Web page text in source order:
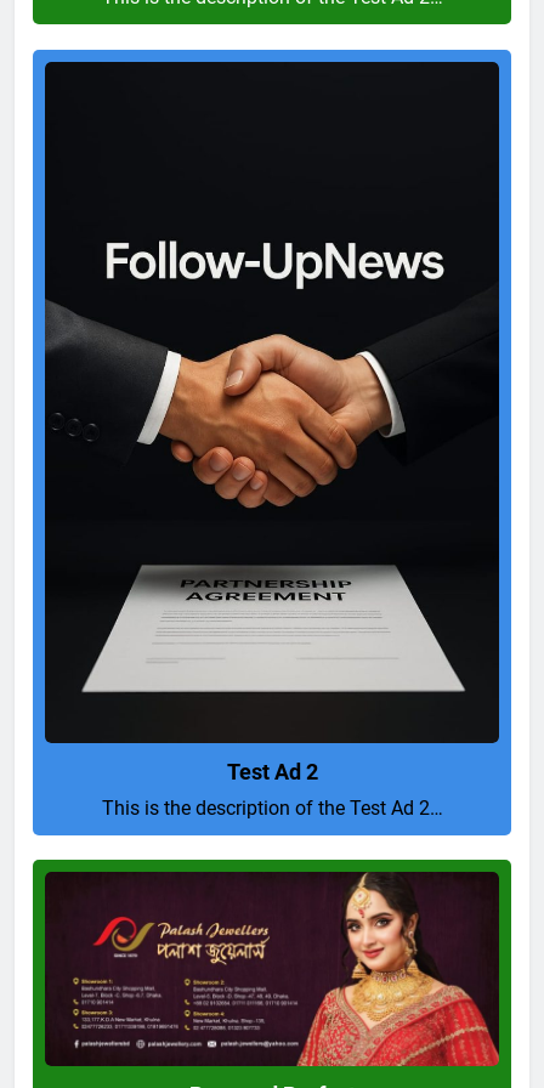
Test Ad 2
This is the description of the Test Ad 2…